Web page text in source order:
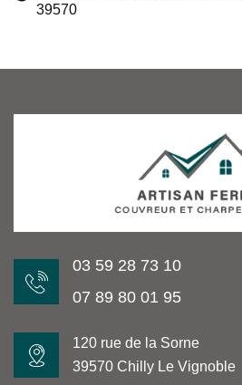
39570
03 59 28 73 10
07 89 80 01 95
120 rue de la Sorne
39570 Chilly Le Vignoble